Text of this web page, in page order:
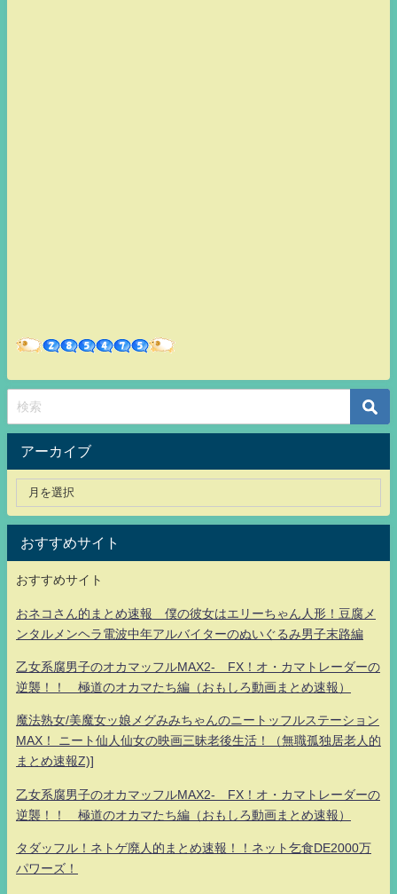
アーカイブ
おすすめサイト
おすすめサイト
おネコさん的まとめ速報 僕の彼女はエリーちゃん人形！豆腐メ
ンタルメンヘラ電波中年アルバイターのぬいぐるみ男子末路編
乙女系腐男子のオカマッフルMAX2- FX！オ・カマトレーダーの
逆襲！！ 極道のオカマたち編（おもしろ動画まとめ速報）
魔法熟女/美魔女ッ娘メグみみちゃんのニートッフルステーション
MAX！ ニート仙人仙女の映画三昧老後生活！（無職孤独居老人的
まとめ速報Z)]
乙女系腐男子のオカマッフルMAX2- FX！オ・カマトレーダーの
逆襲！！ 極道のオカマたち編（おもしろ動画まとめ速報）
タダッフル！ネトゲ廃人的まとめ速報！！ネット乞食DE2000万
パワーズ！